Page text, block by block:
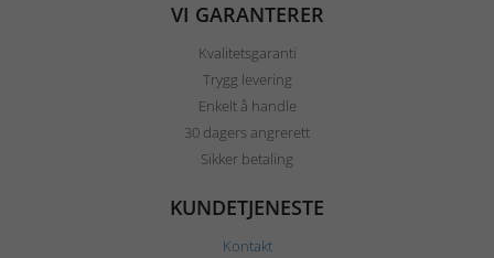
VI GARANTERER
Kvalitetsgaranti
Trygg levering
Enkelt å handle
30 dagers angrerett
Sikker betaling
KUNDETJENESTE
Kontakt